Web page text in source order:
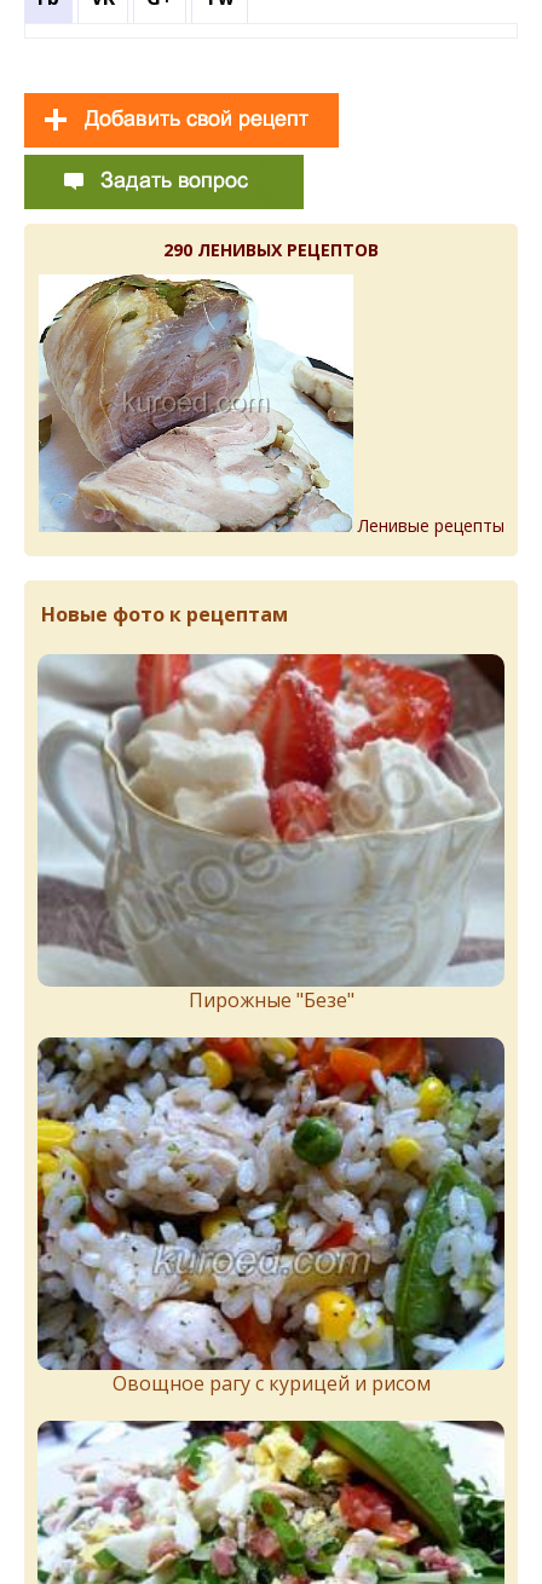
290 ЛЕНИВЫХ РЕЦЕПТОВ
Ленивые рецепты
Новые фото к рецептам
Пирожныe "Бeзe"
Овощное рагу с курицей и рисом